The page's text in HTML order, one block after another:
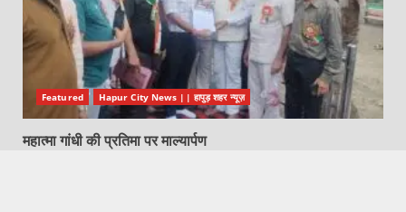
Featured Hapur City News || हापुड़ शहर न्यूज़
महात्मा गांधी की प्रतिमा पर माल्यार्पण